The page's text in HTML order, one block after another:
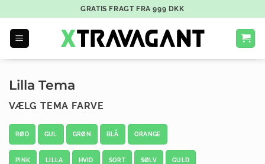
GRATIS FRAGT FRA999 DKK
Lilla Tema
VÆLG TEMA FARVE
RØD GUL GRØN BLÅ ORANGE
PINK LILLA HVID SORT SØLV GULD